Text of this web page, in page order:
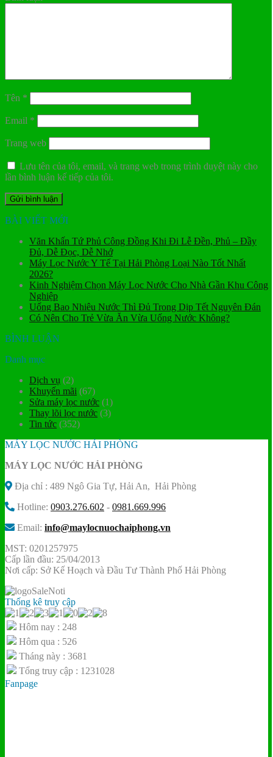
Tên *
Email *
Trang web
Lưu tên của tôi, email, và trang web trong trình duyệt này cho
lần bình luận kế tiếp của tôi.
BÀI VIẾT MỚI
Văn Khấn Tứ Phủ Công Đồng Khi Đi Lễ Đền, Phủ – Đầy
Đủ, Dễ Đọc, Dễ Nhớ
Máy Lọc Nước Y Tế Tại Hải Phòng Loại Nào Tốt Nhất
2026?
Kinh Nghiệm Chọn Máy Lọc Nước Cho Nhà Gần Khu Công
Nghiệp
Uống Bao Nhiêu Nước Thì Đủ Trong Dịp Tết Nguyên Đán
Có Nên Cho Trẻ Vừa Ăn Vừa Uống Nước Không?
BÌNH LUẬN
Danh mục
Dịch vụ (2)
Khuyến mãi (67)
Sửa máy lọc nước (1)
Thay lõi lọc nước (3)
Tin tức (352)
MÁY LỌC NƯỚC HẢI PHÒNG
MÁY LỌC NƯỚC HẢI PHÒNG
Địa chỉ : 489 Ngô Gia Tự, Hải An, Hải Phòng
Hotline: 0903.276.602 - 0981.669.996
Email: info@maylocnuochaiphong.vn
MST: 0201257975
Cấp lần đầu: 25/04/2013
Nơi cấp: Sở Kế Hoạch và Đầu Tư Thành Phố Hải Phòng
Thống kê truy cập
Hôm nay : 248
Hôm qua : 526
Tháng này : 3681
Tổng truy cập : 1231028
Fanpage